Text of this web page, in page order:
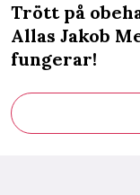
Trött på
Allas Jakob
fungerar!